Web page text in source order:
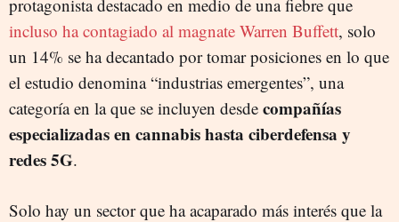
protagonista destacado en medio de una fiebre que
incluso ha contagiado al magnate Warren Buffett, solo
un 14% se ha decantado por tomar posiciones en lo que
el estudio denomina “industrias emergentes”, una
categoría en la que se incluyen desde compañías
especializadas en cannabis hasta ciberdefensa y
redes 5G.
Solo hay un sector que ha acaparado más interés que la